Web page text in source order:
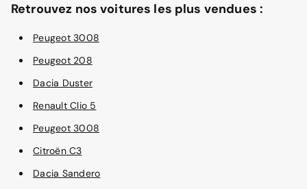
Retrouvez nos voitures les plus vendues :
Peugeot 3008
Peugeot 208
Dacia Duster
Renault Clio 5
Peugeot 3008
Citroën C3
Dacia Sandero